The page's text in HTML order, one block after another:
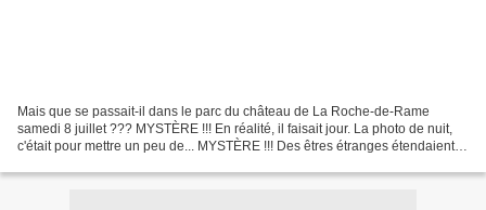
Mais que se passait-il dans le parc du château de La Roche-de-Rame
samedi 8 juillet ??? MYSTÈRE !!! En réalité, il faisait jour. La photo de nuit,
c'était pour mettre un peu de... MYSTÈRE !!! Des êtres étranges étendaient